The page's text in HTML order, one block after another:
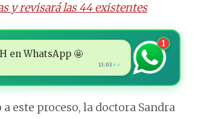
y revisará las 44 existentes
en WhatsApp 🤩
13:03 ✓✓
1
este proceso, la doctora Sandra